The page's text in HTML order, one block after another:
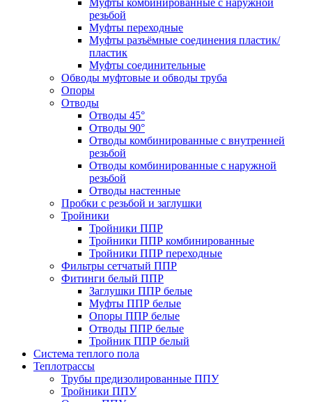
Муфты комбинированные с наружной
резьбой
Муфты переходные
Муфты разъёмные соединения пластик/
пластик
Муфты соединительные
Обводы муфтовые и обводы труба
Опоры
Отводы
Отводы 45°
Отводы 90°
Отводы комбинированные с внутренней
резьбой
Отводы комбинированные с наружной
резьбой
Отводы настенные
Пробки с резьбой и заглушки
Тройники
Тройники ППР
Тройники ППР комбинированные
Тройники ППР переходные
Фильтры сетчатый ППР
Фитинги белый ППР
Заглушки ППР белые
Муфты ППР белые
Опоры ППР белые
Отводы ППР белые
Тройник ППР белый
Система теплого пола
Теплотрассы
Трубы предизолированные ППУ
Тройники ППУ